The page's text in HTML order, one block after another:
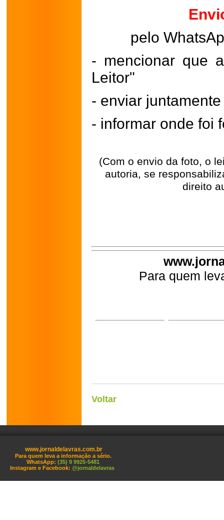
pelo
- mencionar que
Leitor"
- enviar
- informar onde foi
(Com o envio da foto, o
autoria, se
direito
Para quem
Voltar
www.jornaldelavras.com.br
Para quem leva a informação a sério.
WhatsApp: (35) 9 9925-5481
Instagram e Facebook: @jornaldelavras